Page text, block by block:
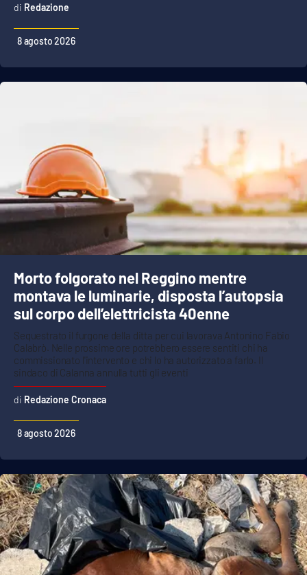
Redazione
8 agosto 2026
Morto folgorato nel Reggino mentre
montava le luminarie, disposta l’autopsia
sul corpo dell’elettricista 40enne
Sequestrato il furgone della ditta per cui lavorava Antonino Fabio
Calabrò. Nelle prossime ore potrebbero essere sentiti chi ha
commissionato l'intervento e chi lo ha autorizzato a farlo. Il
sindaco di Calanna annulla tutti gli eventi
Redazione Cronaca
8 agosto 2026